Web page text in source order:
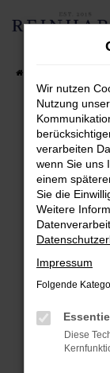
Zum
Fehler:
Beim Laden
Hier sind ein
Laden
Manche
können
anderen
Wir nutzen
Nutzung
verarbeiten
wenn Sie uns
einem
Sie die
Weitere
Impressum
Folgende
Diese